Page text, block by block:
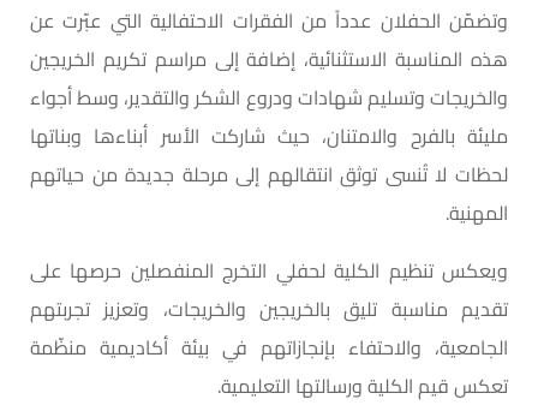
وتضمّن الحفلان عدداً من الفقرات الاحتفالية التي عبّرت عن
هذه المناسبة الاستثنائية، إضافة إلى مراسم تكريم الخريجين
والخريجات وتسليم شهادات ودروع الشكر والتقدير، وسط أجواء
مليئة بالفرح والامتنان، حيث شاركت الأسر أبناءها وبناتها
لحظات لا تُنسى توثق انتقالهم إلى مرحلة جديدة من حياتهم
المهنية.
ويعكس تنظيم الكلية لحفلي التخرج المنفصلين حرصها على
تقديم مناسبة تليق بالخريجين والخريجات، وتعزيز تجربتهم
الجامعية، والاحتفاء بإنجازاتهم في بيئة أكاديمية منظّمة
تعكس قيم الكلية ورسالتها التعليمية.